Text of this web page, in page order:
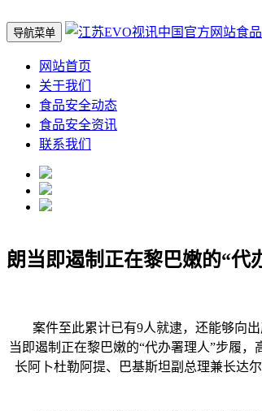
导航菜单
网站首页
关于我们
食品安全动态
食品安全资讯
联系我们
朗当即遏制正在黎巴嫩的“代
案件至此累计已有9人就逮，还能够向出
当即遏制正在黎巴嫩的“代办署理人”步履
长阿卜杜勒阿提、巴基斯坦副总理兼长达